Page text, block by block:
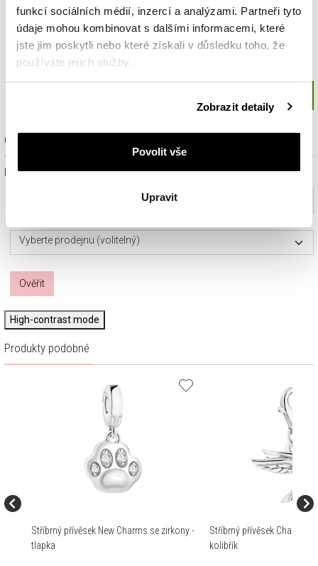
funkcí sociálních médií, inzercí a analýzami. Partneři tyto
údaje mohou kombinovat s dalšími informacemi, které
jste jim poskytli nebo které získali v důsledku toho, že
používáte jejich služby.
Zásadách ochrany osobních údajů
Zobrazit detaily
Povolit vše
Upravit
Ověřit dostupnost a rezervovat na prodejně
Prosím, vyberte ze seznamu město nebo konkrétní prodejnu
Vyberte prodejnu (volitelný)
Ověřit
High-contrast mode
Produkty podobné
Stříbrný přívěsek New Charms se zirkony -
tlapka
Stříbrný přívěsek Charms
kolibřík